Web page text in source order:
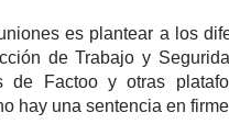
es plantear a los
de Trabajo y
de Factoo y otras
hay una sentencia en